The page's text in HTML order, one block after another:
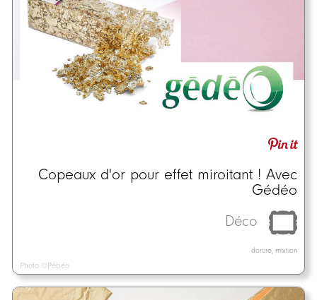
Copeaux d'or pour effet miroitant ! Avec
Gédéo
Déco
dorure, mixtion
Photo ©Pébéo